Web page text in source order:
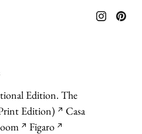
Edition. The
Edition) ↗︎ Casa
↗︎ Figaro ↗︎